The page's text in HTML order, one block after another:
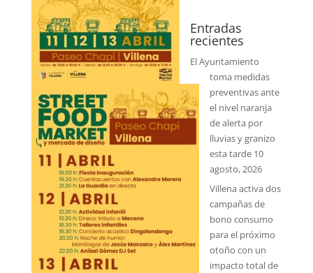
Entradas
recientes
El Ayuntamiento
toma medidas
preventivas ante
el nivel naranja
de alerta por
lluvias y granizo
esta tarde 10
agosto, 2026
Villena activa dos
campañas de
bono consumo
para el próximo
otoño con un
impacto total de